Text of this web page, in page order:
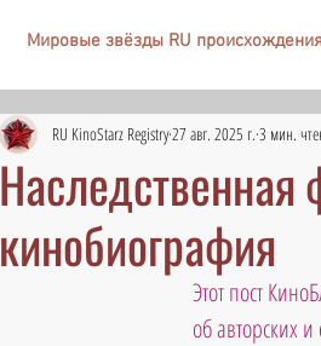
Мировые звёзды RU происхождения
кинобиография
RU KinoStarz Registry27 авг. 2025 г. 3 мин.
Этот пост
об авторских